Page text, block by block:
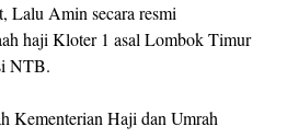
Lalu Amin secara resmi
haji Kloter 1 asal Lombok Timur
NTB.
Kementerian Haji dan Umrah